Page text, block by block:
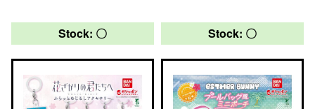
Stock: 〇 Stock: 〇